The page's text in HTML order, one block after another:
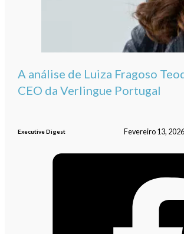
A análise de Luiza Fragoso
CEO da Verlingue Portugal
Executive Digest Fevereiro 13, 2026